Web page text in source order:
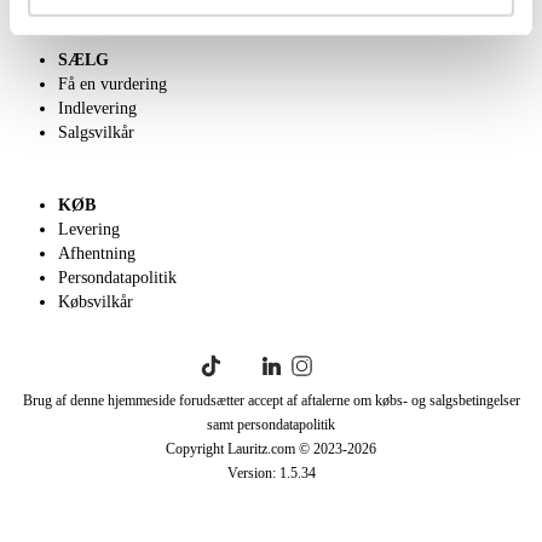
SÆLG
Få en vurdering
Indlevering
Salgsvilkår
KØB
Levering
Afhentning
Persondatapolitik
Købsvilkår
Brug af denne hjemmeside forudsætter accept af aftalerne om købs- og salgsbetingelser
samt persondatapolitik
Copyright Lauritz.com © 2023-2026
Version: 1.5.34